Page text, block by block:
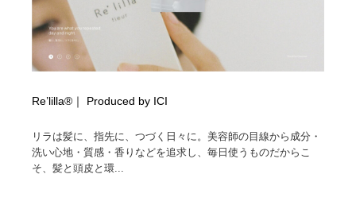
Re’lilla®｜ Produced by ICI
リラは髪に、指先に、つづく日々に。美容師の目線から成分・
洗い心地・質感・香りなどを追求し、毎日使うものだからこ
そ、髪と頭皮と環...